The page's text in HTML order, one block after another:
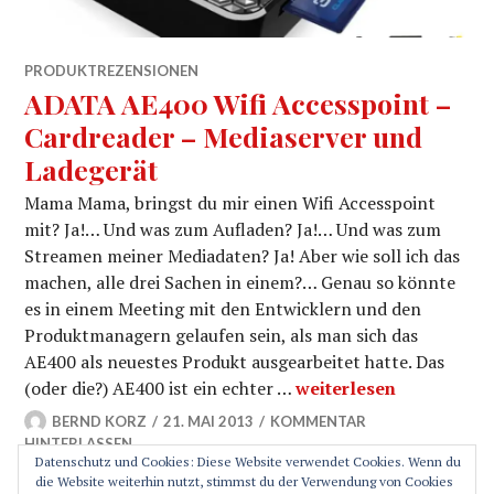
PRODUKTREZENSIONEN
ADATA AE400 Wifi Accesspoint –
Cardreader – Mediaserver und
Ladegerät
Mama Mama, bringst du mir einen Wifi Accesspoint
mit? Ja!… Und was zum Aufladen? Ja!… Und was zum
Streamen meiner Mediadaten? Ja! Aber wie soll ich das
machen, alle drei Sachen in einem?… Genau so könnte
es in einem Meeting mit den Entwicklern und den
Produktmanagern gelaufen sein, als man sich das
AE400 als neuestes Produkt ausgearbeitet hatte. Das
(oder die?) AE400 ist ein echter …ADATA AE400 Wifi
weiterlesen
BERND KORZ 21. MAI 2013
KOMMENTAR
HINTERLASSEN
Datenschutz und Cookies: Diese Website verwendet Cookies. Wenn du
die Website weiterhin nutzt, stimmst du der Verwendung von Cookies